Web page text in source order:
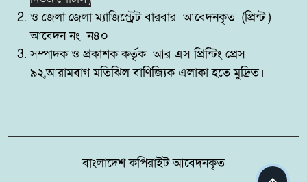
কারাদণ্ড।
সাতক্ষীরার কলারোয়ায় র‍্যাবের
অভিযান, ৮৫ বোতল ESKUF
ও জেলা জেলা ম্যাজিস্ট্রেট বারবার আবেদনকৃত (প্রিন্ট )
আবেদন নং ন৪০
সম্পাদক ও প্রকাশক কর্তৃক আর এস প্রিন্টিং প্রেস
৯২,আরামবাগ মতিঝিল বাণিজ্যিক এলাকা হতে মুদ্রিত।
বাংলাদেশ কপিরাইট আবেদনকৃত